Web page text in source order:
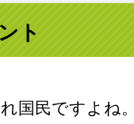
ト
国民ですよね